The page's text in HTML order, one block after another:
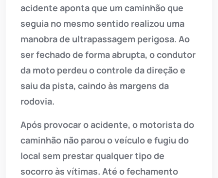
acidente aponta que um caminhão que
seguia no mesmo sentido realizou uma
manobra de ultrapassagem perigosa. Ao
ser fechado de forma abrupta, o condutor
da moto perdeu o controle da direção e
saiu da pista, caindo às margens da
rodovia.
Após provocar o acidente, o motorista do
caminhão não parou o veículo e fugiu do
local sem prestar qualquer tipo de
socorro às vítimas. Até o fechamento